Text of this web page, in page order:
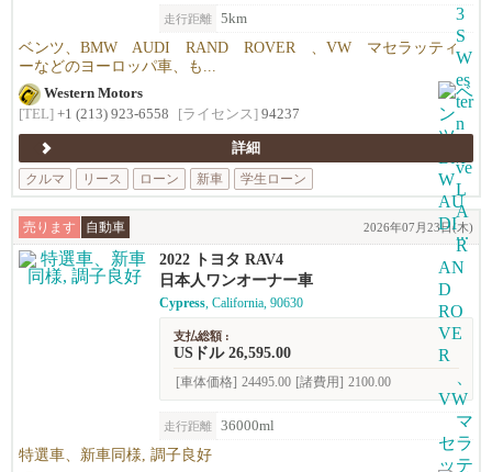
走行距離 5km
ベンツ、BMW AUDI RAND ROVER 、VW マセラッティ
ーなどのヨーロッパ車、も...
Western Motors
[TEL] +1 (213) 923-6558 [ライセンス] 94237
詳細
クルマ
リース ローン 新車 学生ローン
売ります 自動車 2026年07月23日(木)
2022 トヨタ RAV4
日本人ワンオーナー車
Cypress, California, 90630
支払総額 :
USドル 26,595.00
[車体価格] 24495.00 [諸費用] 2100.00
走行距離 36000ml
特選車、新車同様, 調子良好